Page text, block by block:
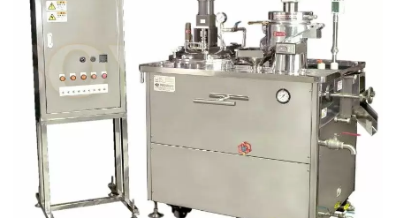
ถั่วเหลือง, เครื่องทำนมถั่ว
เหลือง / ผู้นำด้าน
เครื่องจักรผลิตเต้าหู้และ
นมถั่วเหลืองอัตโนมัติที่ให้
ความสำคัญสูงสุดกับความ
ปลอดภัยด้านอาหาร.